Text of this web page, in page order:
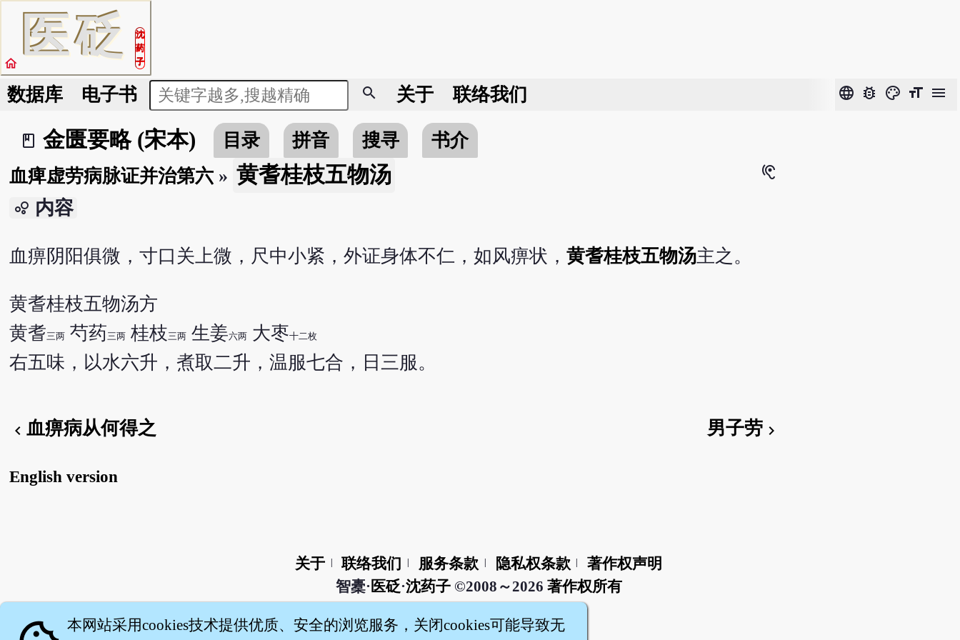
医砭
沈
药
子
home
数据库 电子书 search 关于 联络我们 language bug_report color_lens format_size menu
book_2
金匮要略 (宋本) 目录 拼音 搜寻
书介
血痺虚劳病脉证并治第六» 黄耆桂枝五物汤 hearing
bubble_chart 内容
血痹阴阳俱微，寸口关上微，尺中小紧，外证身体不仁，如风痹状， 黄耆桂枝五物汤主之。
黄耆桂枝五物汤方
黄耆三两芍药三两桂枝三两生姜六两大枣十二枚
右五味，以水六升，煮取二升，温服七合，日三服。
chevron_left 血痹病从何得之 男子劳chevron_right
English version
关于 联络我们 服务条款 隐私权条款
著作权声明
智橐· 医砭·沈药子©2008～2026 著作权所有
本网站采用cookies技术提供优质、安全的浏览服务，关闭cookies可能导致无